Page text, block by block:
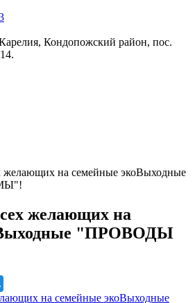
Кондопожский район, пос.
желающих на семейные экоВыходные
желающих на
"ПРОВОДЫ